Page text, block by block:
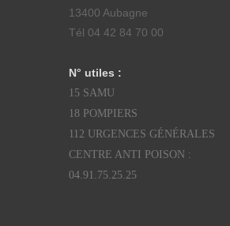
13400 Aubagne
Tél 04 42 84 70 00
N° utiles :
15 SAMU
18 POMPIERS
112 URGENCES GÉNÉRALES
CENTRE ANTI POISON :
04.91.75.25.25